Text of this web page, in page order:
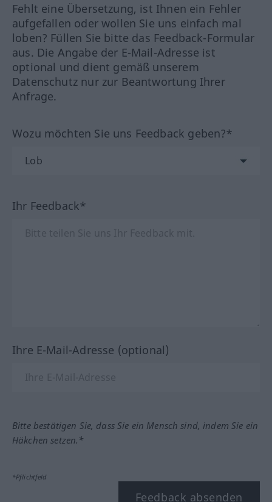
Fehlt eine Übersetzung, ist Ihnen ein Fehler
aufgefallen oder wollen Sie uns einfach mal
loben? Füllen Sie bitte das Feedback-Formular
aus. Die Angabe der E-Mail-Adresse ist
optional und dient gemäß unserem
Datenschutz nur zur Beantwortung Ihrer
Anfrage.
Wozu möchten Sie uns Feedback geben?*
Ihr Feedback*
Ihre E-Mail-Adresse (optional)
Bitte bestätigen Sie, dass Sie ein Mensch sind, indem Sie ein
Häkchen setzen.*
*Pflichtfeld
Feedback absenden